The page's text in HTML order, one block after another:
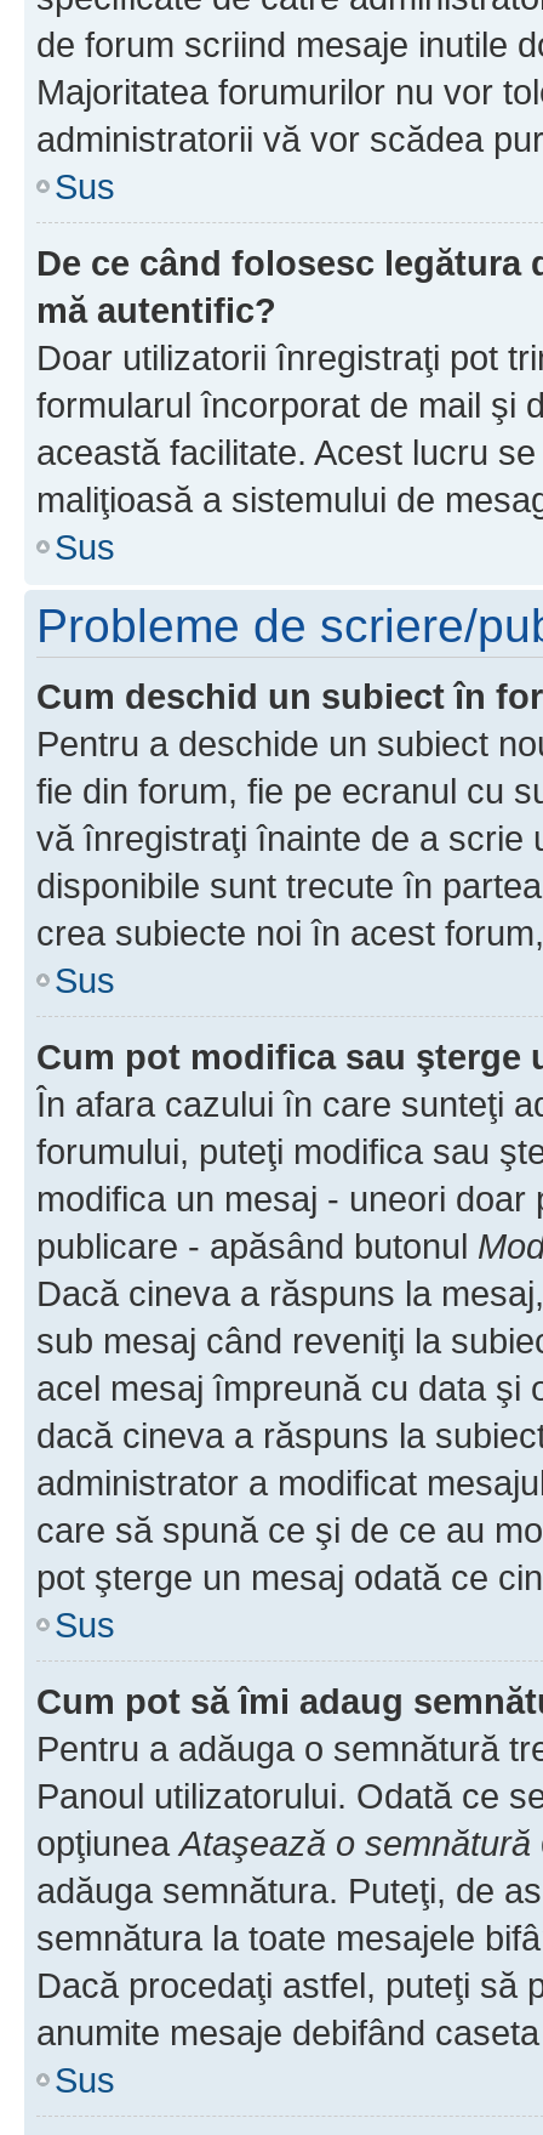
de forum scriind mesaje inutile
Majoritatea forumurilor nu vor
administratorii vă vor scădea
Sus
De ce când folosesc
mă autentific?
Doar utilizatorii înregistraţi pot
formularul încorporat de mail şi
această facilitate. Acest lucru
maliţioasă a sistemului de
Sus
Probleme de scriere/
Cum deschid un subiect în
Pentru a deschide un subiect
fie din forum, fie pe ecranul cu
vă înregistraţi înainte de a scrie
disponibile sunt trecute în
crea subiecte noi în acest
Sus
Cum pot modifica sau şterge
În afara cazului în care sunteţi
forumului, puteţi modifica sau
modifica un mesaj - uneori
publicare - apăsând butonul
Dacă cineva a răspuns la
sub mesaj când reveniţi la
acel mesaj împreună cu data şi
dacă cineva a răspuns la
administrator a modificat
care să spună ce şi de ce au
pot şterge un mesaj odată ce
Sus
Cum pot să îmi adaug
Pentru a adăuga o semnătură
Panoul utilizatorului. Odată ce
opţiuneaAtaşează o semnătură
adăuga semnătura. Puteţi, de
semnătura la toate mesajele
Dacă procedaţi astfel, puteţi să
anumite mesaje debifând
Sus